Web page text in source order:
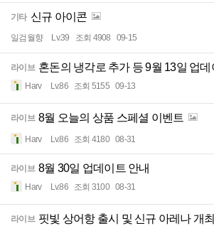
기타 신규 아이콘
일검월향 Lv.39 조회 4908 09-15
라이브 혼돈의 냉각로 추가 등 9월 13일 업데
Harv Lv.86 조회 5155 09-13
라이브 8월 오늘의 상품 스페셜 이벤트
Harv Lv.86 조회 4180 08-31
라이브 8월 30일 업데이트 안내
Harv Lv.86 조회 3100 08-31
라이브 핏빛 상어항 출시 및 신규 아레나 개